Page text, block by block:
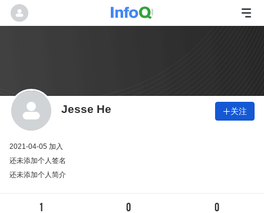
Jesse He 关注
2021-04-05 加入
还未添加个人签名
还未添加个人简介
1 0 0